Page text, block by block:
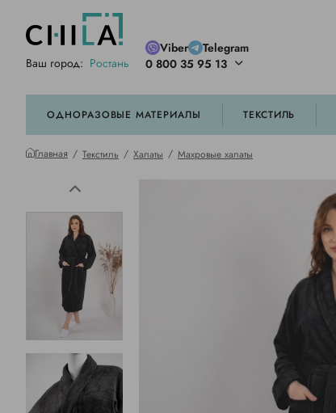
Ваш город: Ростань
Viber
Telegram
0 800 35 95 13
ОДНОРАЗОВЫЕ МАТЕРИАЛЫ ТЕКСТИЛЬ
Главная Текстиль Халаты Махровые халаты